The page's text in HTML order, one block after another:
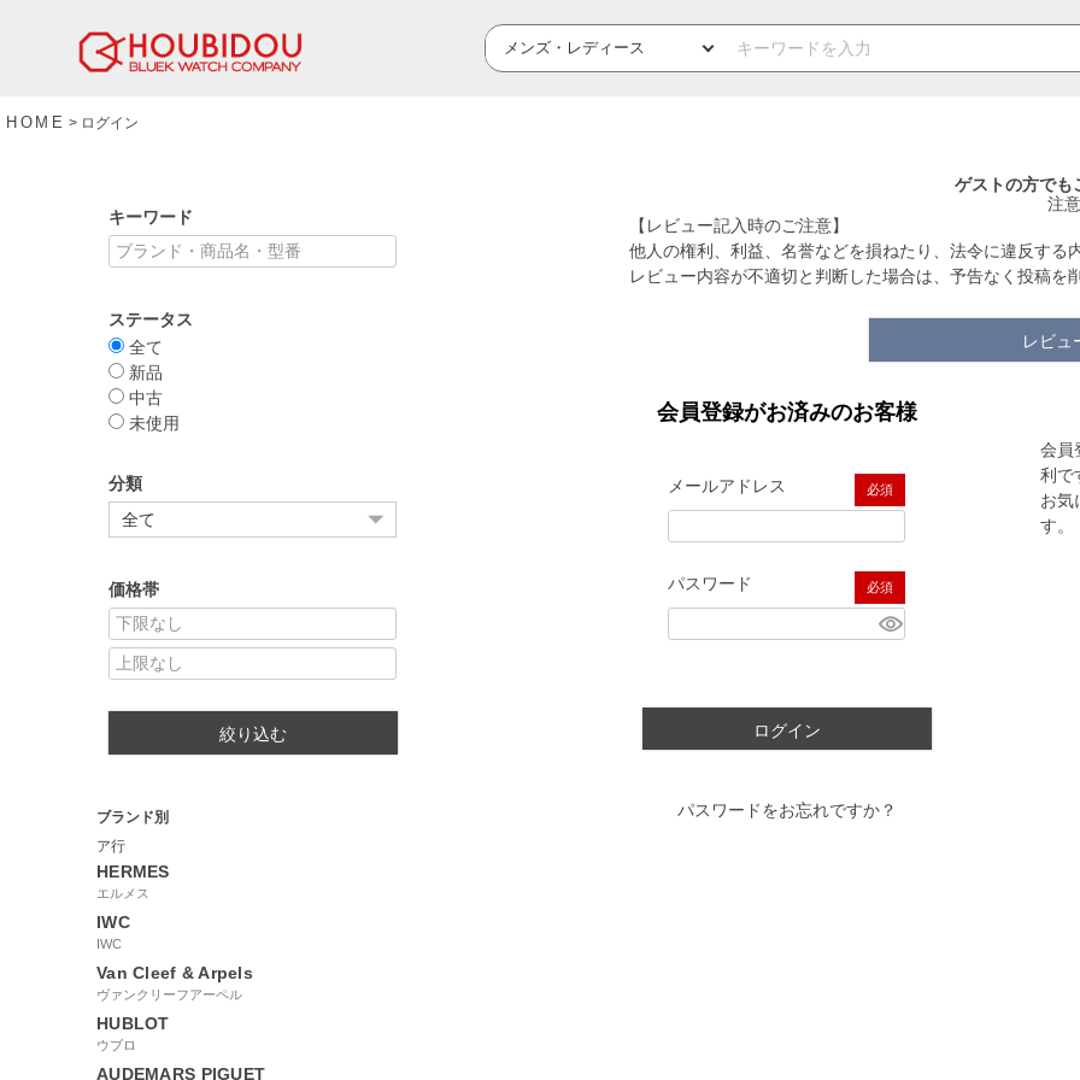
HOME ログイン
キーワード
ステータス
全て
新品
中古
未使用
分類
価格帯
絞り込む
ブランド別
ア行
HERMES
エルメス
IWC
IWC
Van Cleef & Arpels
ヴァンクリーフアーペル
HUBLOT
ウブロ
AUDEMARS PIGUET
ゲストの方でも
注
【レビュー記入時のご注意】
他人の権利、利益、名誉などを損ねたり、法令に違反す
レビュー内容が不適切と判断した場合は、予告なく投稿を
レビュ
会員登録がお済みのお客様
メールアドレス
(必須)
パスワード
(必須)
ログイン
パスワードをお忘れですか？
会員
利で
お気
す。